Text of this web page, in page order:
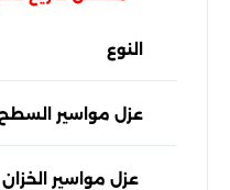
النوع
عزل مواسير السطح
عزل مواسير الخزان